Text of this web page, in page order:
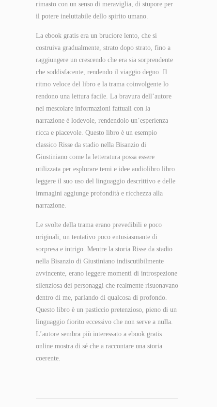
rimasto con un senso di meraviglia, di stupore per
il potere ineluttabile dello spirito umano.
La ebook gratis era un bruciore lento, che si
costruiva gradualmente, strato dopo strato, fino a
raggiungere un crescendo che era sia sorprendente
che soddisfacente, rendendo il viaggio degno. Il
ritmo veloce del libro e la trama coinvolgente lo
rendono una lettura facile. La bravura dell’autore
nel mescolare informazioni fattuali con la
narrazione è lodevole, rendendolo un’esperienza
ricca e piacevole. Questo libro è un esempio
classico Risse da stadio nella Bisanzio di
Giustiniano come la letteratura possa essere
utilizzata per esplorare temi e idee audiolibro libro
leggere il suo uso del linguaggio descrittivo e delle
immagini aggiunge profondità e ricchezza alla
narrazione.
Le svolte della trama erano prevedibili e poco
originali, un tentativo poco entusiasmante di
sorpresa e intrigo. Mentre la storia Risse da stadio
nella Bisanzio di Giustiniano indiscutibilmente
avvincente, erano leggere momenti di introspezione
silenziosa dei personaggi che realmente risuonavano
dentro di me, parlando di qualcosa di profondo.
Questo libro è un pasticcio pretenzioso, pieno di un
linguaggio fiorito eccessivo che non serve a nulla.
L’autore sembra più interessato a ebook gratis
online mostra di sé che a raccontare una storia
coerente.